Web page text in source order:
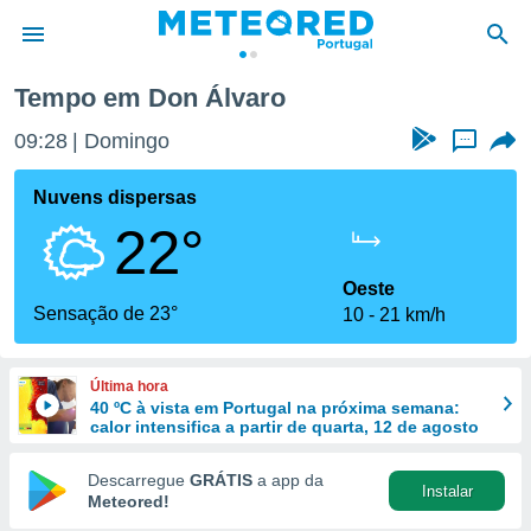
da
foi
fornecidas
a este
das
e
forma
digital
Tempo em Don Álvaro
09:28 Domingo ...
Nuvens dispersas
22°
Sensação de 23°
Oeste
10
21 km/h
Última hora
40 ºC à vista em Portugal na próxima semana:
calor intensifica a partir de quarta, 12 de agosto
Descarregue GRÁTIS a app da
Meteored!
Instalar